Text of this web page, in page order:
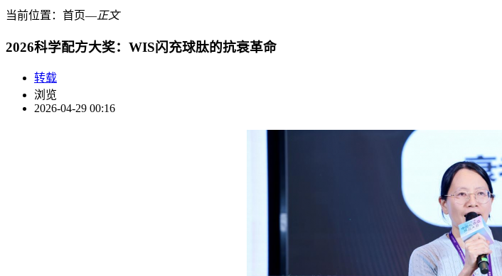
当前位置： 首页―正文
2026科学配方大奖：WIS闪充球肽的抗衰革命
转载
浏览
2026-04-29 00:16